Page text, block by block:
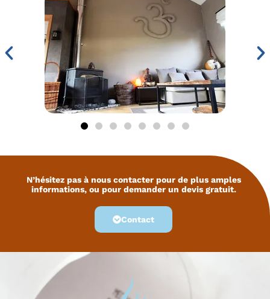
N’hésitez pas à nous contacter pour de plus amples
informations, ou pour demander un devis gratuit.
Contact